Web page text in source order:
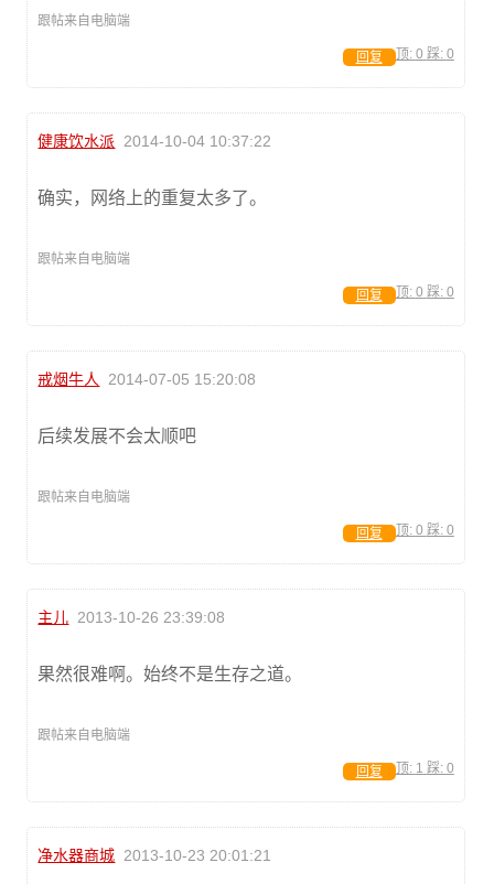
跟帖来自电脑端
顶: 0 踩: 0
回复
健康饮水派 2014-10-04 10:37:22
确实，网络上的重复太多了。
跟帖来自电脑端
顶: 0 踩: 0
回复
戒烟牛人 2014-07-05 15:20:08
后续发展不会太顺吧
跟帖来自电脑端
顶: 0 踩: 0
回复
主儿 2013-10-26 23:39:08
果然很难啊。始终不是生存之道。
跟帖来自电脑端
顶: 1 踩: 0
回复
净水器商城 2013-10-23 20:01:21